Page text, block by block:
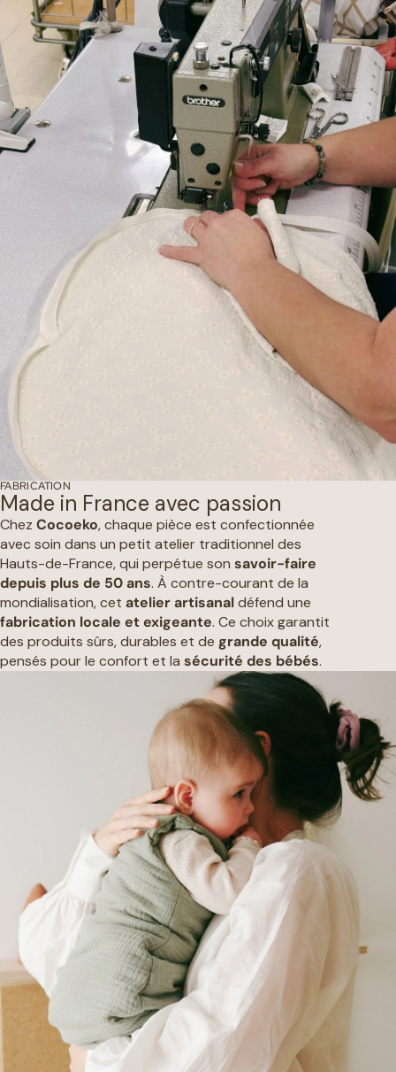
FABRICATION
Made in France avec passion
Chez Cocoeko, chaque pièce est confectionnée
avec soin dans un petit atelier traditionnel des
Hauts-de-France, qui perpétue son savoir-faire
depuis plus de 50 ans. À contre-courant de la
mondialisation, cet atelier artisanaldéfend une
fabrication locale et exigeante. Ce choix garantit
des produits sûrs, durables et de grande qualité,
pensés pour le confort et la sécurité des bébés.